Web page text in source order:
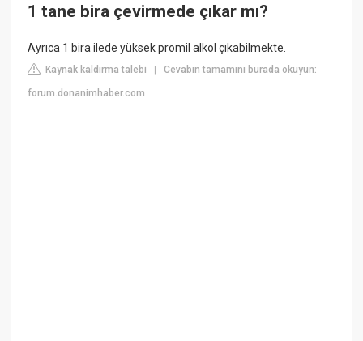
1 tane bira çevirmede çıkar mı?
Ayrıca 1 bira ilede yüksek promil alkol çıkabilmekte.
Kaynak kaldırma talebi |Cevabın tamamını burada okuyun:
forum.donanimhaber.com